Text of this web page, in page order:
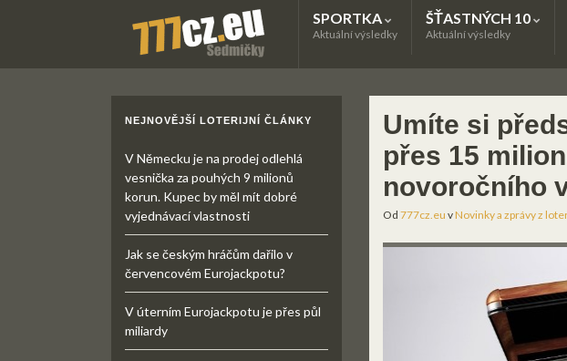
SPORTKA
Aktuální výsledky
ŠŤASTNÝCH 10
Aktuální výsledky
Umíte si
přes 15
novoročního
Od 777cz.eu vNovinky a zprávy z
NEJNOVĚJŠÍ LOTERIJNÍ ČLÁNKY
V Německu je na prodej odlehlá
vesnička za pouhých 9 milionů
korun. Kupec by měl mít dobré
vyjednávací vlastnosti
Jak se českým hráčům dařilo v
červencovém Eurojackpotu?
V úterním Eurojackpotu je přes půl
miliardy